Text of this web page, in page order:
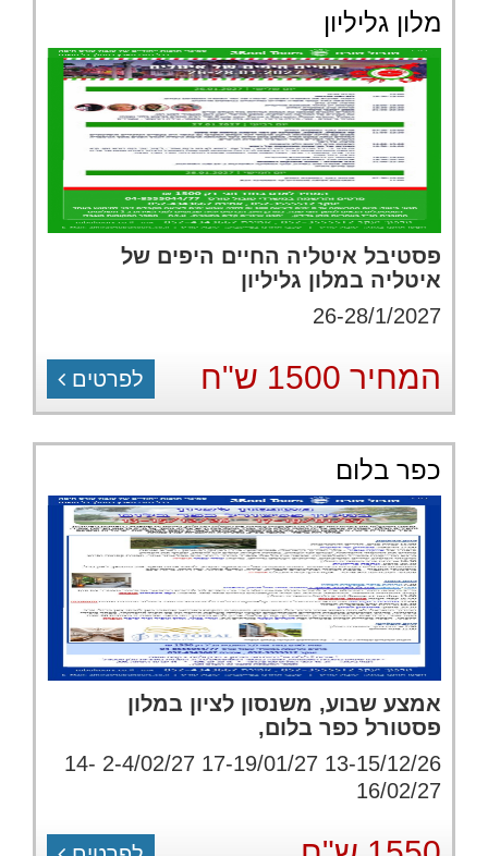
מלון גליליון
פסטיבל איטליה החיים היפים של
איטליה במלון גליליון
26-28/1/2027
המחיר 1500 ש"ח לפרטים
כפר בלום
אמצע שבוע, משנסון לציון במלון
פסטורל כפר בלום,
13-15/12/26 17-19/01/27 2-4/02/27 14-
16/02/27